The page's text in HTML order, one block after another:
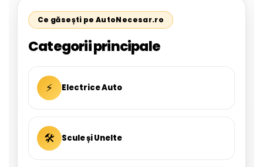
Ce găsești pe AutoNecesar.ro
Categorii principale
⚡ Electrice Auto
🛠 Scule și Unelte